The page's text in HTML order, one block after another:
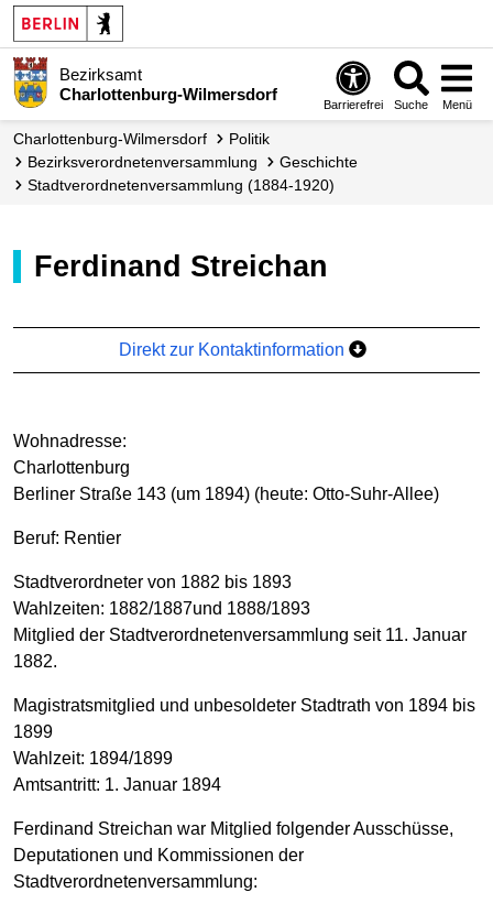
Bezirksamt
Charlottenburg-Wilmersdorf
Barrierefrei Suche Menü
Charlottenburg-Wilmersdorf
Politik
Bezirks­verordneten­versammlung
Geschichte
Stadtverordnetenversammlung (1884-1920)
Ferdinand Streichan
Direkt zur Kontaktinformation
Wohnadresse:
Charlottenburg
Berliner Straße 143 (um 1894) (heute: Otto-Suhr-Allee)
Beruf: Rentier
Stadtverordneter von 1882 bis 1893
Wahlzeiten: 1882/1887und 1888/1893
Mitglied der Stadtverordnetenversammlung seit 11. Januar
1882.
Magistratsmitglied und unbesoldeter Stadtrath von 1894 bis
1899
Wahlzeit: 1894/1899
Amtsantritt: 1. Januar 1894
Ferdinand Streichan war Mitglied folgender Ausschüsse,
Deputationen und Kommissionen der
Stadtverordnetenversammlung: